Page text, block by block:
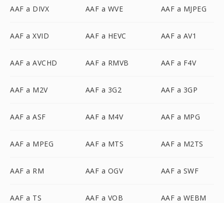
AAF a DIVX AAF a WVE AAF a MJPEG
AAF a XVID AAF a HEVC AAF a AV1
AAF a AVCHD AAF a RMVB AAF a F4V
AAF a M2V AAF a 3G2 AAF a 3GP
AAF a ASF AAF a M4V AAF a MPG
AAF a MPEG AAF a MTS AAF a M2TS
AAF a RM AAF a OGV AAF a SWF
AAF a TS AAF a VOB AAF a WEBM